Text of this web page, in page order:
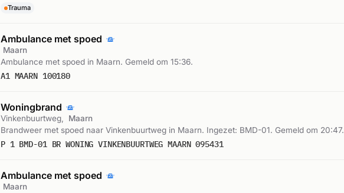
Trauma
Ambulance met spoed
Maarn
Ambulance met spoed in Maarn. Gemeld om 15:36.
A1 MAARN 100180
Woningbrand
Vinkenbuurtweg,
Maarn
Brandweer met spoed naar Vinkenbuurtweg in Maarn. Ingezet: BMD-01. Gemeld om 20:47.
P 1 BMD-01 BR WONING VINKENBUURTWEG MAARN 095431
Ambulance met spoed
Maarn